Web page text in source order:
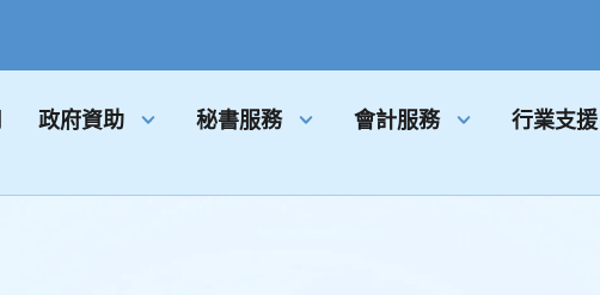
政府資助 秘書服務 會計服務 行業支援